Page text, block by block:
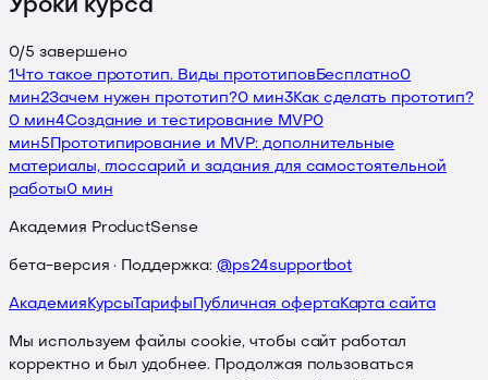
0/5 завершено
1 Что такое прототип. Виды прототипов Бесплатно0
мин2Зачем нужен прототип?0 мин3Как сделать прототип?
0 мин4Создание и тестирование MVP0
мин5 Прототипирование и MVP: дополнительные
материалы, глоссарий и задания для самостоятельной
работы0 мин
Академия ProductSense
бета-версия · Поддержка: @ps24supportbot
Академия Курсы Тарифы Публичная офертаКарта сайта
Мы используем файлы cookie, чтобы сайт работал
корректно и был удобнее. Продолжая пользоваться